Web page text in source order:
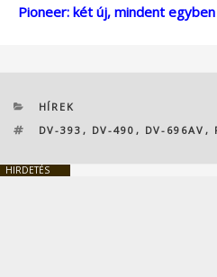
Pioneer: két új, mindent
KATEGÓRIÁK
HÍREK
CÍMKÉK
DV-393 , DV-490 , DV-696AV ,
HIRDETÉS